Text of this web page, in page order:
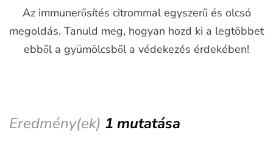
Az immunerősítés citrommal egyszerű és olcsó
megoldás. Tanuld meg, hogyan hozd ki a legtöbbet
ebből a gyümölcsből a védekezés érdekében!
Eredmény(ek) 1 mutatása